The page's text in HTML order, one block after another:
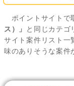
ポイントサイトで
ス）」
と同じカテゴ
サイト案件リスト一
味のありそうな案件